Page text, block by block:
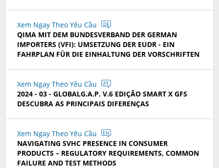
Xem Ngay Theo Yêu Cầu DE
QIMA MIT DEM BUNDESVERBAND DER GERMAN
IMPORTERS (VFI): UMSETZUNG DER EUDR - EIN
FAHRPLAN FÜR DIE EINHALTUNG DER VORSCHRIFTEN
Xem Ngay Theo Yêu Cầu PT
2024 - 03 - GLOBALG.A.P. V.6 EDIÇÃO SMART X GFS
DESCUBRA AS PRINCIPAIS DIFERENÇAS
Xem Ngay Theo Yêu Cầu EN
NAVIGATING SVHC PRESENCE IN CONSUMER
PRODUCTS – REGULATORY REQUIREMENTS, COMMON
FAILURE AND TEST METHODS